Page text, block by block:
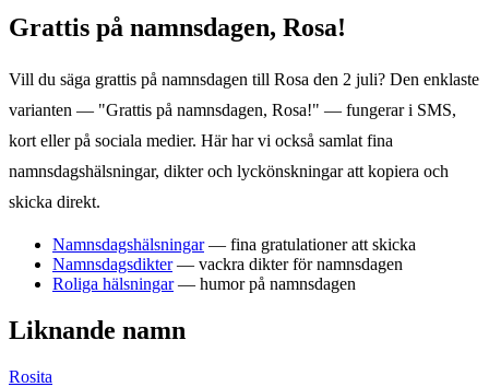
Grattis på namnsdagen, Rosa!
Vill du säga grattis på namnsdagen till Rosa den 2 juli? Den enklaste
varianten — "Grattis på namnsdagen, Rosa!" — fungerar i SMS,
kort eller på sociala medier. Här har vi också samlat fina
namnsdagshälsningar, dikter och lyckönskningar att kopiera och
skicka direkt.
Namnsdagshälsningar — fina gratulationer att skicka
Namnsdagsdikter— vackra dikter för namnsdagen
Roliga hälsningar— humor på namnsdagen
Liknande namn
Rosita